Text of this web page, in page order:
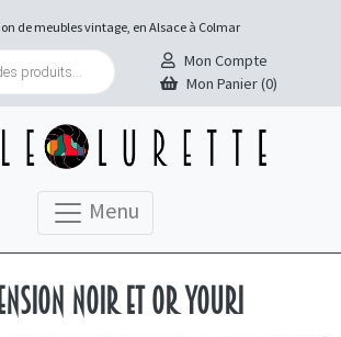
de meubles vintage, en Alsace à Colmar
Mon Compte
Mon Panier (0)
Menu
noir et or Youri